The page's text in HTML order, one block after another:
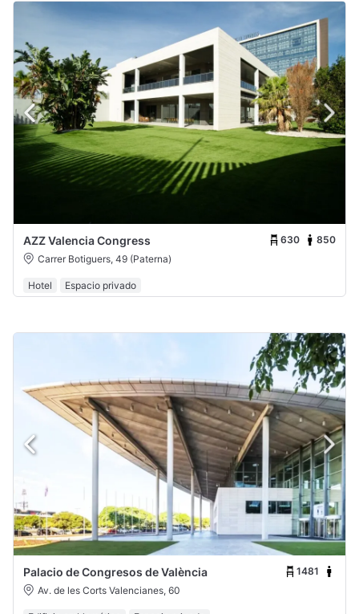
AZZ Valencia Congress 630
850
Carrer Botiguers, 49 (Paterna)
Hotel Espacio privado
Palacio de Congresos de València
1481
Av. de les Corts Valencianes, 60